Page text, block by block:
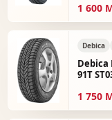
1 600
Debica
Debica
91T
1 750